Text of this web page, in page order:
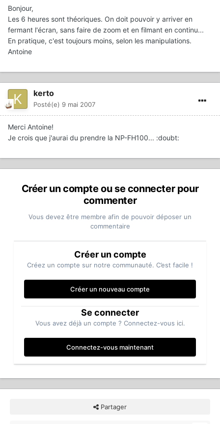
Bonjour,
Les 6 heures sont théoriques. On doit pouvoir y arriver en
fermant l'écran, sans faire de zoom et en filmant en continu...
En pratique, c'est toujours moins, selon les manipulations.
Antoine
kerto
Posté(e) 9 mai 2007
Merci Antoine!
Je crois que j'aurai du prendre la NP-FH100... :doubt:
Créer un compte ou se connecter pour
commenter
Vous devez être membre afin de pouvoir déposer un
commentaire
Créer un compte
Créez un compte sur notre communauté. C’est facile !
Créer un nouveau compte
Se connecter
Vous avez déjà un compte ? Connectez-vous ici.
Connectez-vous maintenant
Partager